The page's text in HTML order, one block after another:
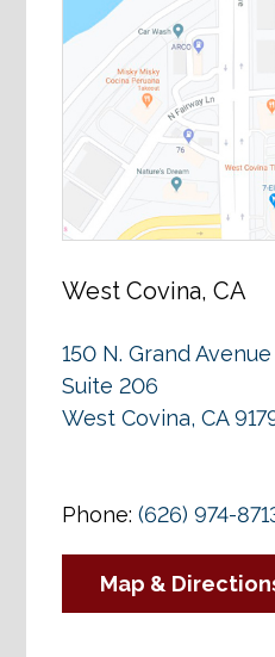
West Covina, CA
150 N. Grand Avenue
Suite 206
West Covina, CA
Phone:(626) 974-
Map &